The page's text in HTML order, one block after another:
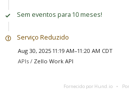
Sem eventos para 10 meses!
Serviço Reduzido
Aug 30, 2025 11:19 AM–11:20 AM CDT
APIs / Zello Work API
Fornecido por Hund.io